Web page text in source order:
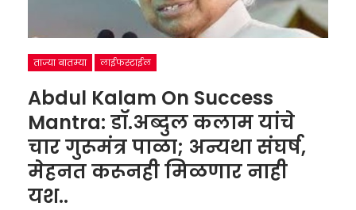
ताज्या बातम्या लाईफस्टाईल
Abdul Kalam On Success
Mantra: डॉ.अब्दुल कलाम यांचे
चार गुरूमंत्र पाळा; अन्यथा संघर्ष,
मेहनत करूनही मिळणार नाही
यश..